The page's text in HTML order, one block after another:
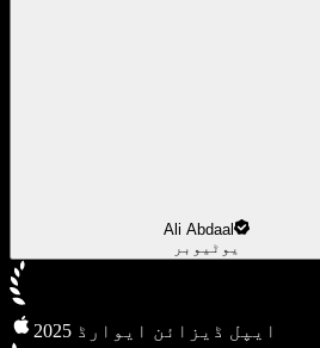
Ali Abdaal
یوٹیوبر
2025 ایپل ڈیزائن ایوارڈ